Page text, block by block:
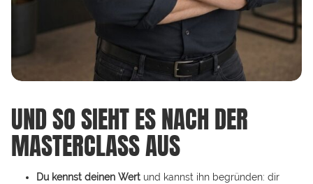
UND SO SIEHT ES NACH DER
MASTERCLASS AUS
Du kennst deinen Wert und kannst ihn begründen: dir